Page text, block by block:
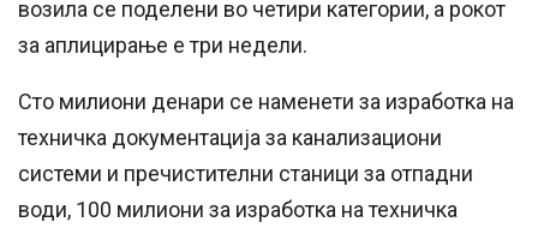
возила се поделени во четири категории, а рокот
за аплицирање е три недели.
Сто милиони денари се наменети за изработка на
техничка документација за канализациони
системи и пречистителни станици за отпадни
води, 100 милиони за изработка на техничка